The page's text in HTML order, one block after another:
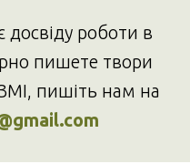
досвіду роботи в
пишете твори
пишіть нам на